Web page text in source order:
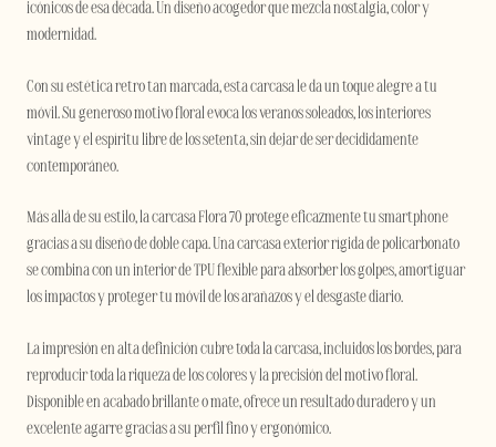
icónicos de esa década. Un diseño acogedor que mezcla nostalgia, color y
modernidad.
Con su estética retro tan marcada, esta carcasa le da un toque alegre a tu
móvil. Su generoso motivo floral evoca los veranos soleados, los interiores
vintage y el espíritu libre de los setenta, sin dejar de ser decididamente
contemporáneo.
Más allá de su estilo, la carcasa Flora 70 protege eficazmente tu smartphone
gracias a su diseño de doble capa. Una carcasa exterior rígida de policarbonato
se combina con un interior de TPU flexible para absorber los golpes, amortiguar
los impactos y proteger tu móvil de los arañazos y el desgaste diario.
La impresión en alta definición cubre toda la carcasa, incluidos los bordes, para
reproducir toda la riqueza de los colores y la precisión del motivo floral.
Disponible en acabado brillante o mate, ofrece un resultado duradero y un
excelente agarre gracias a su perfil fino y ergonómico.